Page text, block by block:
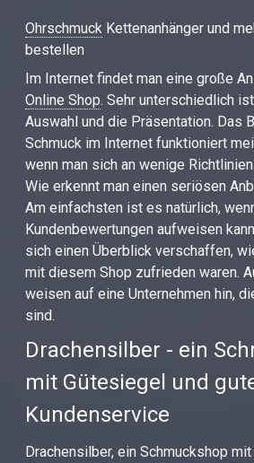
Ohrschmuck Kettenanhänger und
bestellen
Im Internet findet man eine große
Online Shop. Sehr unterschiedlich
Auswahl und die Präsentation. Das
Schmuck im Internet funktioniert
wenn man sich an wenige
Wie erkennt man einen seriösen
Am einfachsten ist es natürlich,
Kundenbewertungen aufweisen
sich einen Überblick verschaffen,
mit diesem Shop zufrieden waren.
weisen auf eine Unternehmen hin,
sind.
Drachensilber - ein
mit Gütesiegel und
Kundenservice
Drachensilber, ein Schmuckshop